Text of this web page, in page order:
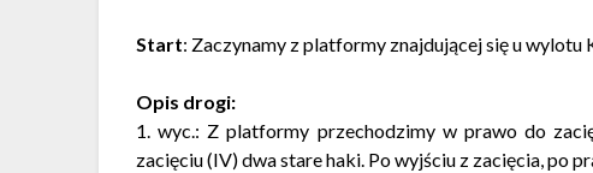
Start: Zaczynamy z platformy znajdującej się u wylotu
Opis drogi:
1. wyc.: Z platformy przechodzimy w prawo do
zacięciu (IV) dwa stare haki. Po wyjściu z zacięcia, po